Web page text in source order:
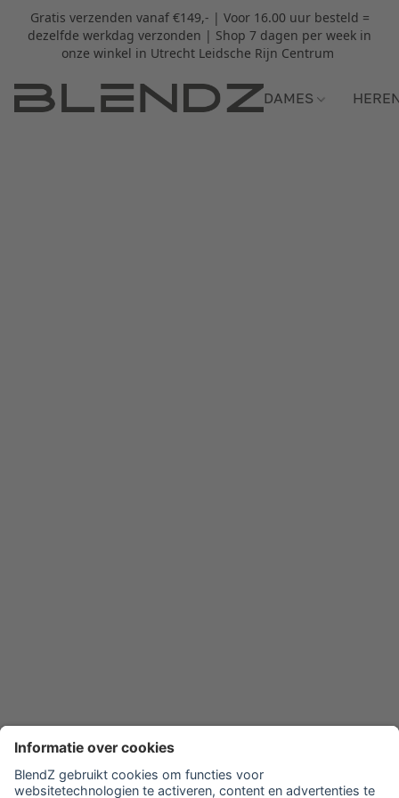
Gratis verzenden vanaf €149,- | Voor 16.00 uur besteld =
dezelfde werkdag verzonden | Shop 7 dagen per week in
onze winkel in Utrecht Leidsche Rijn Centrum
DAMES